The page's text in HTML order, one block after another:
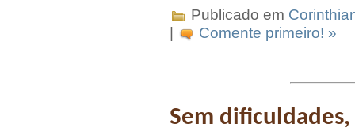
Publicado em
Comente primeiro! »
Sem